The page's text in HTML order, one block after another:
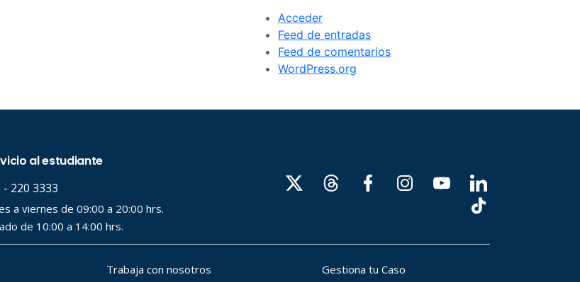
Acceder
Feed de entradas
Feed de comentarios
WordPress.org